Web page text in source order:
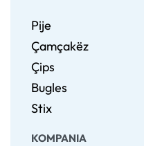
Pije
Çamçakëz
Çips
Bugles
Stix
KOMPANIA